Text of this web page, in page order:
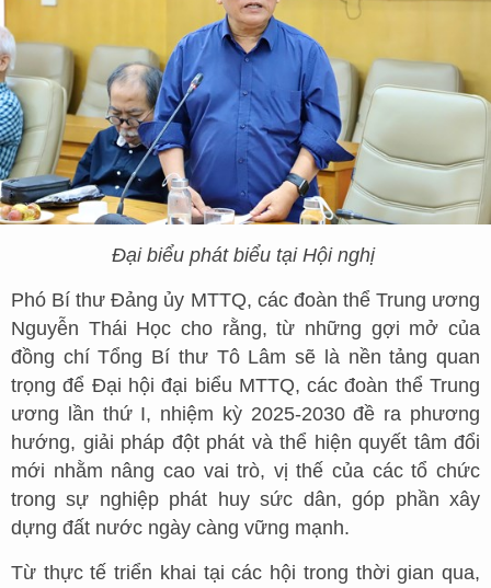
Đại biểu phát biểu tại Hội nghị
Phó Bí thư Đảng ủy MTTQ, các đoàn thể Trung ương
Nguyễn Thái Học cho rằng, từ những gợi mở của
đồng chí Tổng Bí thư Tô Lâm sẽ là nền tảng quan
trọng để Đại hội đại biểu MTTQ, các đoàn thể Trung
ương lần thứ I, nhiệm kỳ 2025-2030 đề ra phương
hướng, giải pháp đột phát và thể hiện quyết tâm đổi
mới nhằm nâng cao vai trò, vị thế của các tổ chức
trong sự nghiệp phát huy sức dân, góp phần xây
dựng đất nước ngày càng vững mạnh.
Từ thực tế triển khai tại các hội trong thời gian qua,